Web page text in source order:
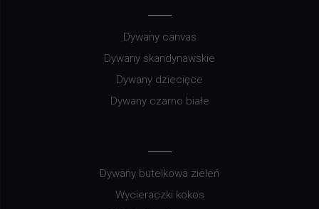
Dywany canvas
Dywany skandynawskie
Dywany dziecięce
Dywany czarno białe
Dywany butelkowa zieleń
Wycieraczki kokos